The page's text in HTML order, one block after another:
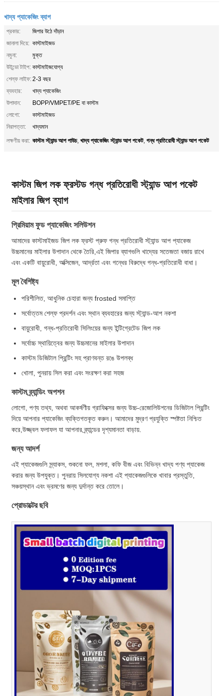
খাদ্য প্যাকেজিং ব্যাগ
প্রকার:
জিপার উঠে দাঁড়ান
জানালা দিয়ে: কাস্টমাইজড
নমুনা:
মুক্ত
উইন্ডো টাইপ: কাস্টমাইজযোগ্য
শেল্ফ লাইফ:2-3 বছর
ব্যবহার:
খাদ্য প্যাকেজিং
উপাদান:
BOPP/VMPET/PE বা কাস্টম
লোগো:
কাস্টমাইজড
নিরাপত্তা:
খাদ্যমান
লক্ষণীয় করা: কাস্টম স্ট্যান্ড আপ পাউচ, খাদ্য প্যাকেজিং স্ট্যান্ড আপ পকেট, গন্ধ প্রতিরোধী স্ট্যান্ড আপ পকেট
কাস্টম জিপ লক ফ্রস্টড গন্ধ প্রতিরোধী স্ট্যান্ড আপ পকেট
মাইলার জিপ ব্যাগ
প্রিমিয়াম ফুড প্যাকেজিং সলিউশন
আমাদের কাস্টমাইজড জিপ লক ফ্রস্ট প্রুফ গন্ধ প্রতিরোধী স্ট্যান্ড আপ প্যাকেজ
উচ্চমানের মাইলার উপাদান থেকে তৈরি,এই জিপার ব্যাগগুলি খাদ্যের সতেজতা বজায় রাখে
এবং একটি বায়ুরোধী, অক্সিজেন, আর্দ্রতা এবং গন্ধের বিরুদ্ধে গন্ধ-প্রতিরোধী বাধা।
মূল বৈশিষ্ট্য
পরিশীলিত, আধুনিক চেহারা জন্য frosted সমাপ্তি
সর্বোত্তম শেল্ফ প্রদর্শন এবং স্থান ব্যবহারের জন্য স্ট্যান্ড-আপ নকশা
বায়ুরোধী, গন্ধ-প্রতিরোধী সিলিংয়ের জন্য ইন্টিগ্রেটেড জিপ লক
সর্বোচ্চ স্থায়িত্বের জন্য উচ্চমানের মাইলার উপাদান
কাস্টম ডিজিটাল প্রিন্টিং সহ প্রাণবন্ত রঙে উপলব্ধ
খোলা, পুনরায় সিল করা এবং সংরক্ষণ করা সহজ
কাস্টম ব্র্যান্ডিং অপশন
লোগো, পণ্য তথ্য, অথবা আকর্ষণীয় গ্রাফিক্সের জন্য উচ্চ-রেজোলিউশনের ডিজিটাল প্রিন্টিং
দিয়ে আপনার প্যাকেজিং ব্যক্তিগতকৃত করুন। আমাদের মুদ্রণ প্রযুক্তি স্পষ্টতা নিশ্চিত
করে,উজ্জ্বল ফলাফল যা আপনার ব্র্যান্ডের দৃশ্যমানতা বাড়ায়.
জন্য আদর্শ
এই প্যাকেজগুলি স্ন্যাকস, শুকনো ফল, মশলা, কফি বীজ এবং বিভিন্ন খাদ্য পণ্য প্যাকেজ
করার জন্য উপযুক্ত। পুনরায় সিলযোগ্য নকশা এই প্যাকেজগুলিকে খাবার প্রস্তুতি,
সঞ্চয়স্থান এবং ভ্রমণের জন্য দুর্দান্ত করে তোলে।
প্রোডাক্টের ছবি